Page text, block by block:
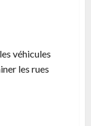
véhicules
les rues